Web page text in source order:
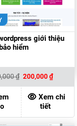
giới thiệu
hiểm
₫ Giá
là:
900,000 ₫.
200,000₫Giá
hiện
tại
là:
Xem chi
tiết